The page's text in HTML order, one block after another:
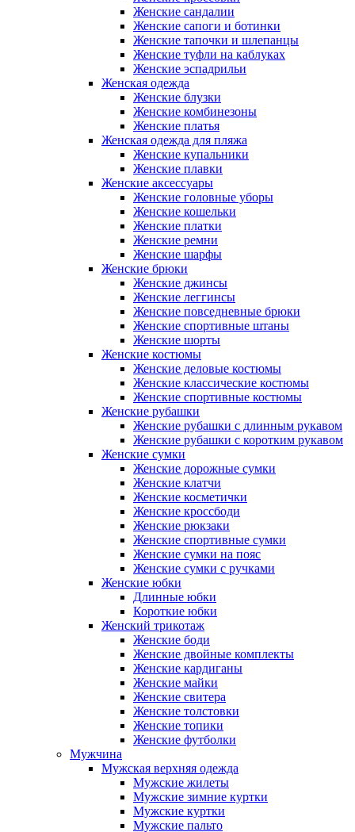
Женские сандалии
Женские сапоги и ботинки
Женские тапочки и шлепанцы
Женские туфли на каблуках
Женские эспадрильи
Женская одежда
Женские блузки
Женские комбинезоны
Женские платья
Женская одежда для пляжа
Женские купальники
Женские плавки
Женские аксессуары
Женские головные уборы
Женские кошельки
Женские платки
Женские ремни
Женские шарфы
Женские брюки
Женские джинсы
Женские леггинсы
Женские повседневные брюки
Женские спортивные штаны
Женские шорты
Женские костюмы
Женские деловые костюмы
Женские классические костюмы
Женские спортивные костюмы
Женские рубашки
Женские рубашки с длинным рукавом
Женские рубашки с коротким рукавом
Женские сумки
Женские дорожные сумки
Женские клатчи
Женские косметички
Женские кроссбоди
Женские рюкзаки
Женские спортивные сумки
Женские сумки на пояс
Женские сумки с ручками
Женские юбки
Длинные юбки
Короткие юбки
Женский трикотаж
Женские боди
Женские двойные комплекты
Женские кардиганы
Женские майки
Женские свитера
Женские толстовки
Женские топики
Женские футболки
Мужчина
Мужская верхняя одежда
Мужские жилеты
Мужские зимние куртки
Мужские куртки
Мужские пальто